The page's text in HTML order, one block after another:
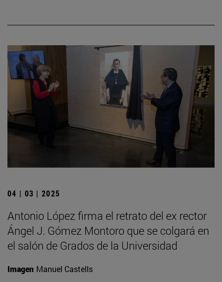
04 | 03 | 2025
Antonio López firma el retrato del ex rector
Ángel J. Gómez Montoro que se colgará en
el salón de Grados de la Universidad
Imagen Manuel Castells